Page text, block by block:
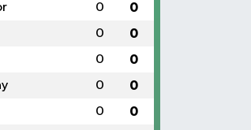
0 0
0 0
0 0
0 0
0 0